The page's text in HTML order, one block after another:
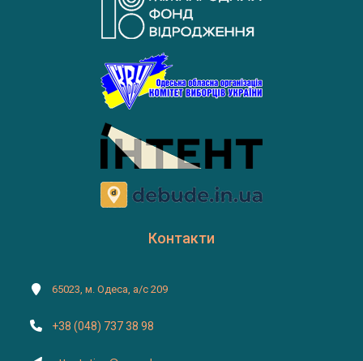
Контакти
65023, м. Одеса, а/с 209
+38 (048) 737 38 98